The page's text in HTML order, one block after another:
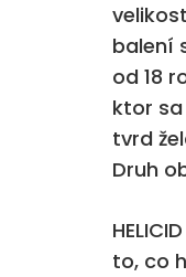
balení
od 18
ktor sa
tvrd
Druh
to, co